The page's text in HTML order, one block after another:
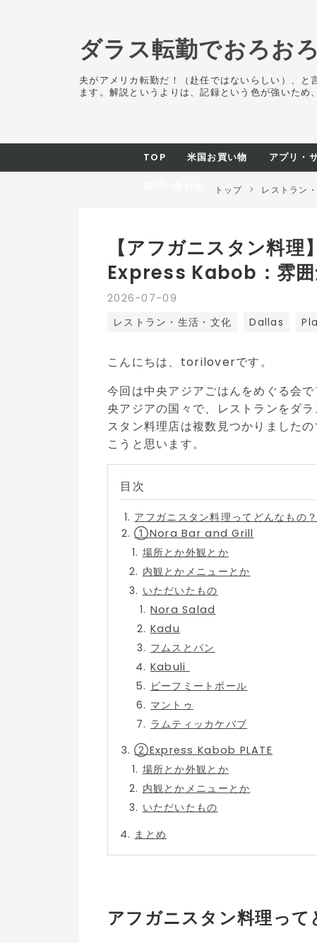
ダラス転勤でおろお
夫がアメリカ転勤だ！（赴任ではないらしい）、
ます。解説というよりは、記録という色が強いた
TOP 米国お買い物 アプリ・
トップ > レストラン
2026-07-09
【アフガニスタン料
Express Kabob：雰囲
レストラン・生活・文化 Dallas
こんにちは、toriloverです。
今回は中央アジアごはんをめぐる会
央アジアの国々で、レストランをダ
スタン料理店は複数見つかりました
こうと思います。
アフガニスタン料理ってどんなもの？
①Nora Bar and Grill
場所とか外観とか
内観とかメニューとか
いただいたもの
Nora Salad
Kadu
フムスとパン
Kabuli
ビーフミートボール
マントゥ
ラムティッカケバブ
②Express Kabob PLATE
場所とか外観とか
内観とかメニューとか
いただいたもの
まとめ
アフガニスタン料理って